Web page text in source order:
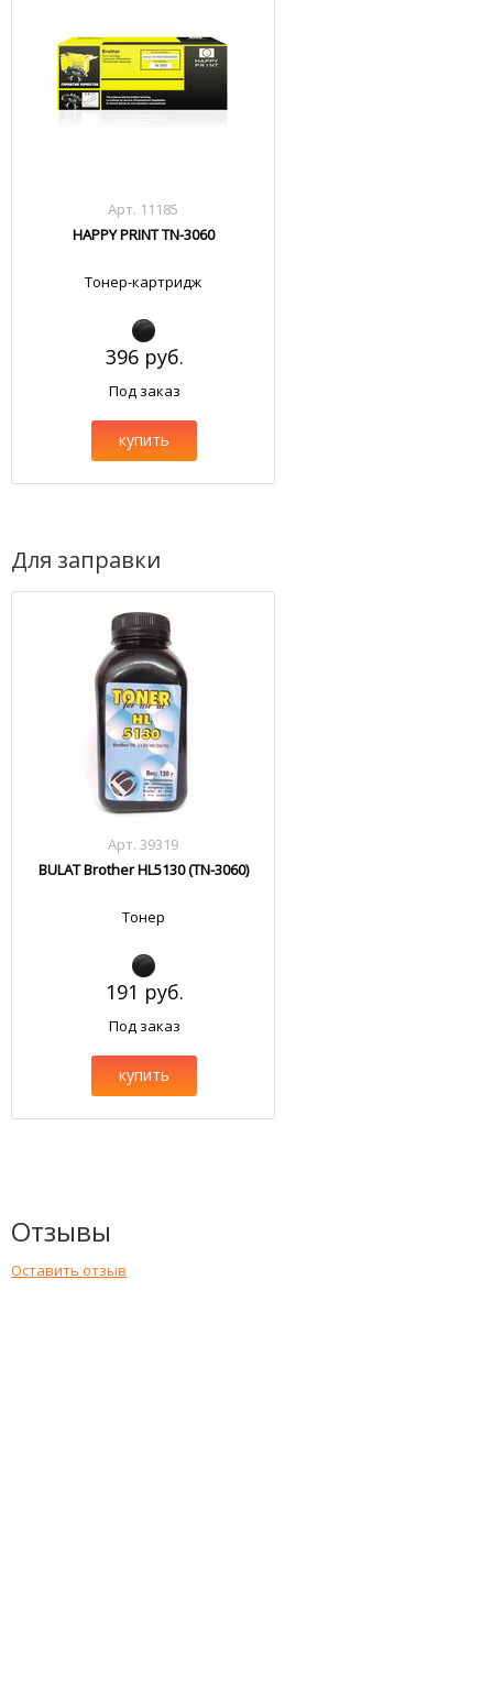
Арт. 11185
HAPPY PRINT TN-3060
Тонер-картридж
396 руб.
Под заказ
купить
Для заправки
Арт. 39319
BULAT Brother HL5130 (TN-3060)
Тонер
191 руб.
Под заказ
купить
Отзывы
Оставить отзыв